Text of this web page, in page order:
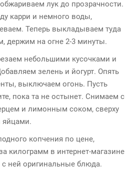
лук до прозрачности.
карри и немного воды,
Теперь выкладываем туда
держим на огне 2-3 минуты.
небольшими кусочками и
зелень и йогурт. Опять
выключаем огонь. Пусть
пока та не остынет. Снимаем с
и лимонным соком, сверху
копчения по цене,
килограмм в интернет-магазине
ней оригинальные блюда.